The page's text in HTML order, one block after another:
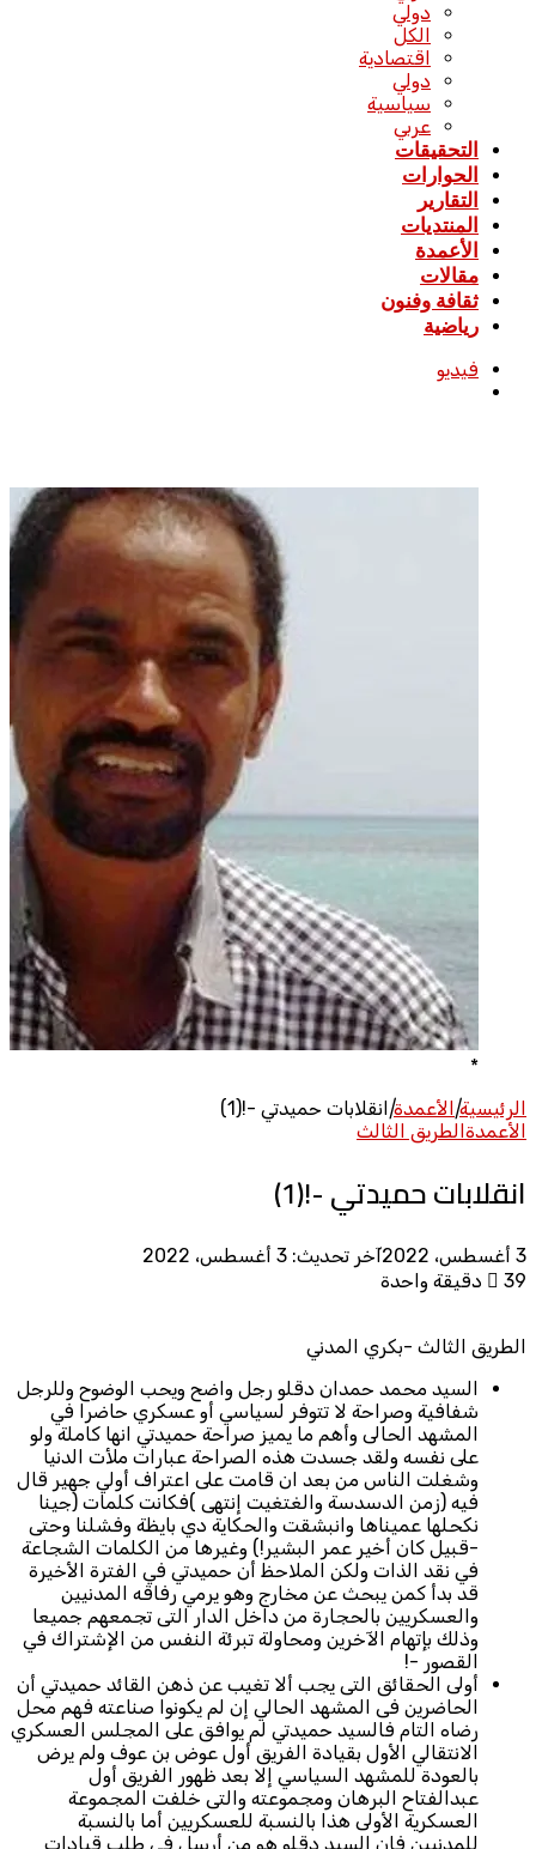
دولي
الكل
اقتصادية
دولي
سياسية
عربي
التحقيقات
الحوارات
التقارير
المنتديات
الأعمدة
مقالات
ثقافة وفنون
رياضية
فيديو
*
الرئيسية|الأعمدة|انقلابات حميدتي -!(1)
الأعمدةالطريق الثالث
انقلابات حميدتي -!(1)
3 أغسطس، 2022
آخر تحديث: 3 أغسطس، 2022
39
دقيقة واحدة
الطريق الثالث -بكري المدني
السيد محمد حمدان دقلو رجل واضح ويحب الوضوح وللرجل
شفافية وصراحة لا تتوفر لسياسي أو عسكري حاضرا في
المشهد الحالى وأهم ما يميز صراحة حميدتي انها كاملة ولو
على نفسه ولقد جسدت هذه الصراحة عبارات ملأت الدنيا
وشغلت الناس من بعد ان قامت على اعتراف أولي جهير قال
فيه (زمن الدسدسة والغتغيت إنتهى )فكانت كلمات (جينا
نكحلها عميناها وانبشقت والحكاية دي بايظة وفشلنا وحتى
-قبيل كان أخير عمر البشير!) وغيرها من الكلمات الشجاعة
في نقد الذات ولكن الملاحظ أن حميدتي في الفترة الأخيرة
قد بدأ كمن يبحث عن مخارج وهو يرمي رفاقه المدنيين
والعسكريين بالحجارة من داخل الدار التى تجمعهم جميعا
وذلك بإتهام الآخرين ومحاولة تبرئة النفس من الإشتراك في
القصور -!
أولى الحقائق التى يجب ألا تغيب عن ذهن القائد حميدتي أن
الحاضرين فى المشهد الحالي إن لم يكونوا صناعته فهم محل
رضاه التام فالسيد حميدتي لم يوافق على المجلس العسكري
الانتقالي الأول بقيادة الفريق أول عوض بن عوف ولم يرض
بالعودة للمشهد السياسي إلا بعد ظهور الفريق أول
عبدالفتاح البرهان ومجموعته والتى خلفت المجموعة
العسكرية الأولى هذا بالنسبة للعسكريين أما بالنسبة
للمدنيين فإن السيد دقلو هو من أرسل في طلب قيادات